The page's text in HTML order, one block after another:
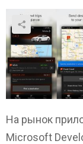
На рынок
Microsoft